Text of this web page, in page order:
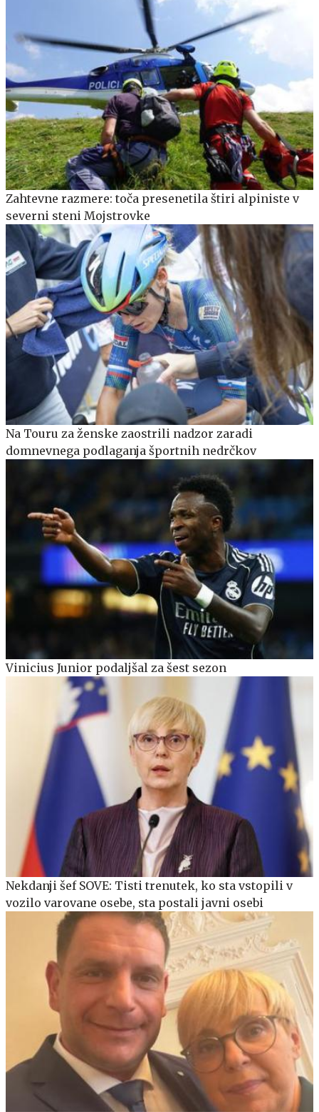
Zahtevne razmere: toča presenetila štiri alpiniste v
severni steni Mojstrovke
Na Touru za ženske zaostrili nadzor zaradi
domnevnega podlaganja športnih nedrčkov
Vinicius Junior podaljšal za šest sezon
Nekdanji šef SOVE: Tisti trenutek, ko sta vstopili v
vozilo varovane osebe, sta postali javni osebi